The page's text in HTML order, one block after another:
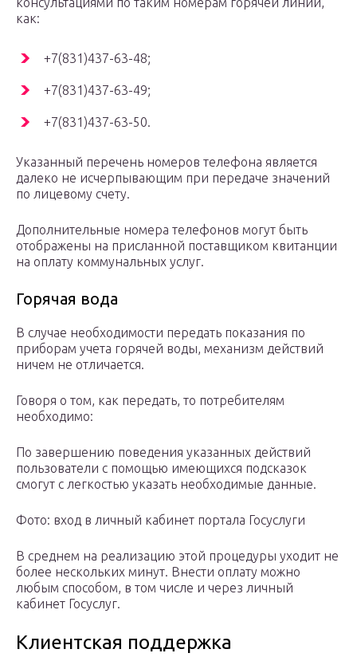
как:
+7(831)437-63-48;
+7(831)437-63-49;
+7(831)437-63-50.
Указанный перечень номеров телефона является
далеко не исчерпывающим при передаче значений
по лицевому счету.
Дополнительные номера телефонов могут быть
отображены на присланной поставщиком квитанции
на оплату коммунальных услуг.
Горячая вода
В случае необходимости передать показания по
приборам учета горячей воды, механизм действий
ничем не отличается.
Говоря о том, как передать, то потребителям
необходимо:
По завершению поведения указанных действий
пользователи с помощью имеющихся подсказок
смогут с легкостью указать необходимые данные.
Фото: вход в личный кабинет портала Госуслуги
В среднем на реализацию этой процедуры уходит не
более нескольких минут. Внести оплату можно
любым способом, в том числе и через личный
кабинет Госуслуг.
Клиентская поддержка